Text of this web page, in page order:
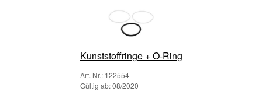
Kunststoffringe + O-Ring
Art. Nr.: 122554
Gültig ab: 08/2020